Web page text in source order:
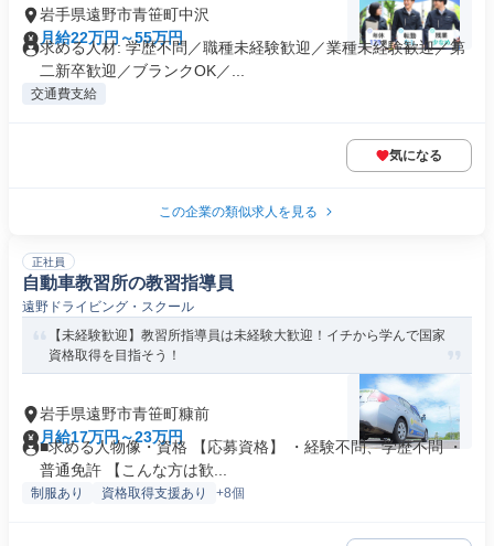
岩手県遠野市青笹町中沢
月給22万円～55万円
求める人材: 学歴不問／職種未経験歓迎／業種未経験歓迎／第
二新卒歓迎／ブランクOK／...
交通費支給
気になる
この企業の類似求人を見る
正社員
自動車教習所の教習指導員
遠野ドライビング・スクール
【未経験歓迎】教習所指導員は未経験大歓迎！イチから学んで国家
資格取得を目指そう！
岩手県遠野市青笹町糠前
月給17万円～23万円
■求める人物像・資格 【応募資格】 ・経験不問、学歴不問 ・
普通免許 【こんな方は歓...
制服あり 資格取得支援あり +8個